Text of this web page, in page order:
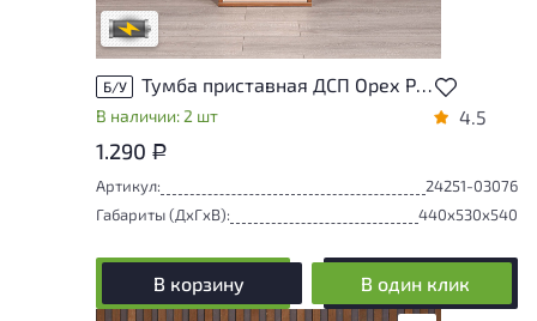
В обработке
Б/У
В наличии: 2 шт 4.5
1.290 Р
Артикул:
24251-03076
Габариты (ДxГxВ):
440x530x540
В корзину В один клик